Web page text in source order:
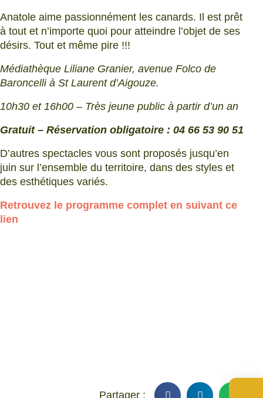
Anatole aime passionnément les canards. Il est prêt
à tout et n’importe quoi pour atteindre l’objet de ses
désirs. Tout et même pire !!!
Médiathèque Liliane Granier, avenue Folco de
Baroncelli à St Laurent d’Aigouze.
10h30 et 16h00 – Très jeune public à partir d’un an
Gratuit – Réservation obligatoire : 04 66 53 90 51
D’autres spectacles vous sont proposés jusqu’en
juin sur l’ensemble du territoire, dans des styles et
des esthétiques variés.
Retrouvez le programme complet en suivant ce
lien